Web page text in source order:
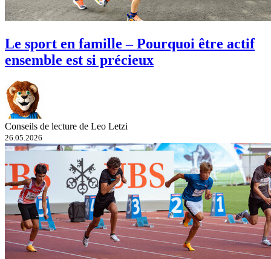
Le sport en famille – Pourquoi être actif
ensemble est si précieux
Conseils de lecture de Leo Letzi
26.05.2026